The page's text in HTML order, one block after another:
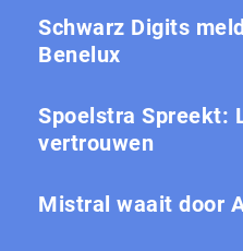
Schwarz Digits
Benelux
Spoelstra Spreekt:
vertrouwen
Mistral waait door